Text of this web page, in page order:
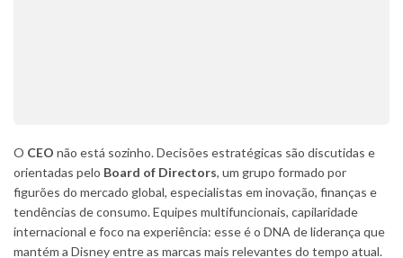
O CEO não está sozinho. Decisões estratégicas são discutidas e
orientadas pelo Board of Directors, um grupo formado por
figurões do mercado global, especialistas em inovação, finanças e
tendências de consumo. Equipes multifuncionais, capilaridade
internacional e foco na experiência: esse é o DNA de liderança que
mantém a Disney entre as marcas mais relevantes do tempo atual.